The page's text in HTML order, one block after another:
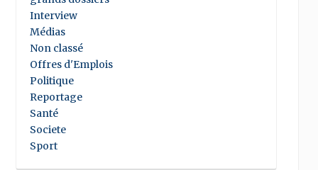
Interview
Médias
Non classé
Offres d'Emplois
Politique
Reportage
Santé
Societe
Sport